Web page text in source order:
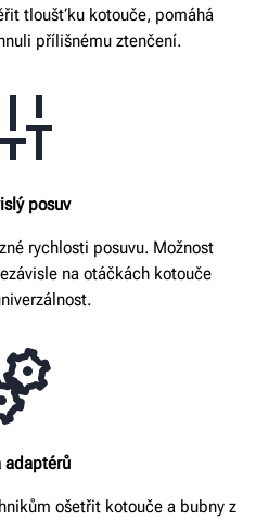
tloušťku kotouče, pomáhá
přílišnému ztenčení.
posuv
rychlosti posuvu. Možnost
na otáčkách kotouče
adaptérů
ošetřit kotouče a bubny z